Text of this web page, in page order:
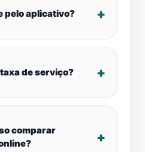
pelo aplicativo?
de serviço?
comparar